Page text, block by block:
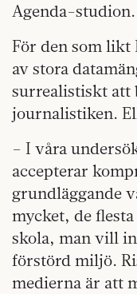
Agenda-studion.
För den som likt
av stora
surrealistiskt att
journalistiken.
– I våra
accepterar
grundläggande
mycket, de
skola, man vill
förstörd miljö.
medierna är att